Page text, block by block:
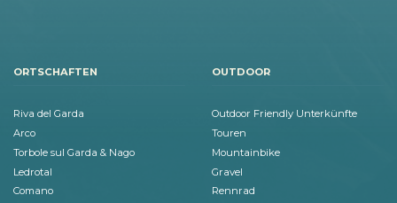
ORTSCHAFTEN
Riva del Garda
Arco
Torbole sul Garda & Nago
Ledrotal
Comano
OUTDOOR
Outdoor Friendly Unterkünfte
Touren
Mountainbike
Gravel
Rennrad